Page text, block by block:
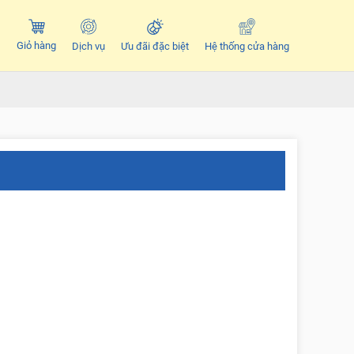
Giỏ hàng Dịch vụ Ưu đãi đặc biệt Hệ thống cửa hàng